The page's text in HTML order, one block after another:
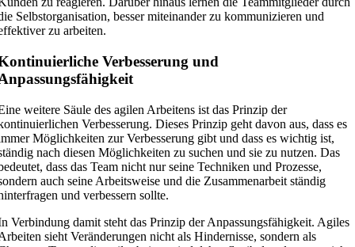
Selbstorganisation, besser miteinander zu kommunizieren und
zu arbeiten.
Verbesserung und
weitere Säule des agilen Arbeitens ist das Prinzip der
Verbesserung. Dieses Prinzip geht davon aus, dass es
Möglichkeiten zur Verbesserung gibt und dass es wichtig ist,
nach diesen Möglichkeiten zu suchen und sie zu nutzen. Das
dass das Team nicht nur seine Techniken und Prozesse,
auch seine Arbeitsweise und die Zusammenarbeit ständig
und verbessern sollte.
Verbindung damit steht das Prinzip der Anpassungsfähigkeit. Agiles
sieht Veränderungen nicht als Hindernisse, sondern als